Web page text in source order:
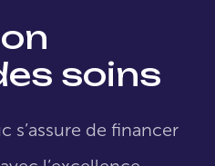
soins
s’assure de financer